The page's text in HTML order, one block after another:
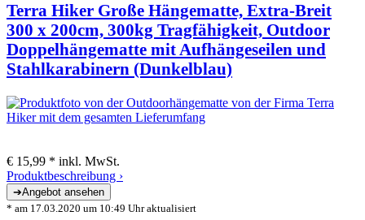
Terra Hiker Große Hängematte, Extra-Breit
300 x 200cm, 300kg Tragfähigkeit, Outdoor
Doppelhängematte mit Aufhängeseilen und
Stahlkarabinern (Dunkelblau)
€ 15,99 * inkl. MwSt.
Produktbeschreibung ›
* am 17.03.2020 um 10:49 Uhr aktualisiert